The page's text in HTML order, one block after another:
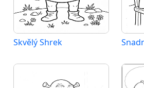
Skvělý Shrek